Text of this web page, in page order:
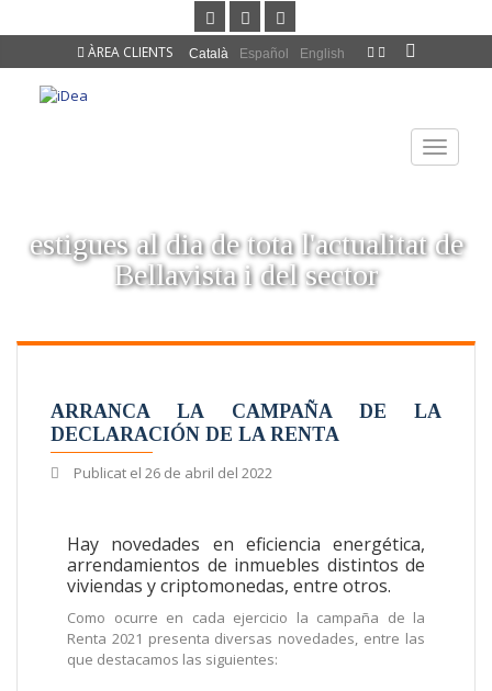
Català Español English
ÀREA CLIENTS
TOGGLE
estigues al dia de tota l'actualitat de
Bellavista i del sector
ARRANCA LA CAMPAÑA DE LA
DECLARACIÓN DE LA RENTA
Publicat el 26 de abril del 2022
Hay novedades en eficiencia energética,
arrendamientos de inmuebles distintos de
viviendas y criptomonedas, entre otros.
Como ocurre en cada ejercicio la campaña de la
Renta 2021 presenta diversas novedades, entre las
que destacamos las siguientes: